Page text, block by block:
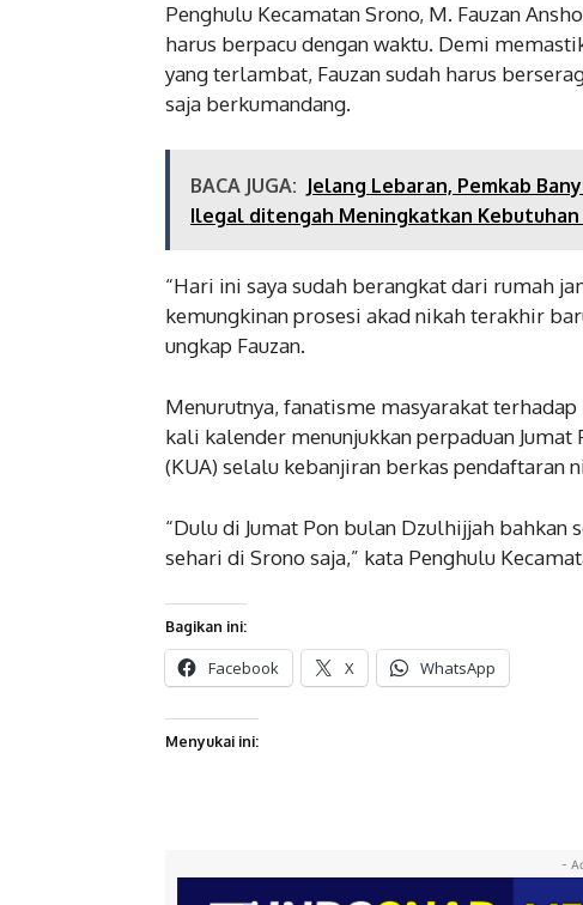
Penghulu Kecamatan Srono, M. Fauzan
harus berpacu dengan waktu. Demi
yang terlambat, Fauzan sudah harus
saja berkumandang.
BACA JUGA: Jelang Lebaran, Pemkab
Ilegal ditengah Meningkatkan Kebutuhan
“Hari ini saya sudah berangkat dari rumah
kemungkinan prosesi akad nikah terakhir
ungkap Fauzan.
Menurutnya, fanatisme masyarakat
kali kalender menunjukkan perpaduan
(KUA) selalu kebanjiran berkas pendaftaran
“Dulu di Jumat Pon bulan Dzulhijjah
sehari di Srono saja,” kata Penghulu
Bagikan ini:
Facebook X WhatsApp
Menyukai ini:
-